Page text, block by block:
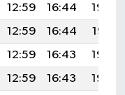
12:59 16:44
19:49
12:59 16:44
19:47
12:59 16:43
19:46
12:59 16:43
19:45